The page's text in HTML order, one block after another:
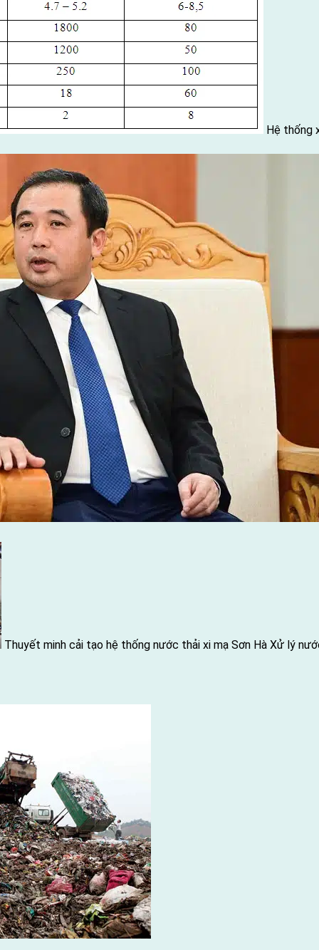
Hệ thống
Thuyết minh cải tạo hệ thống nước thải xi mạ Sơn Hà Xử lý